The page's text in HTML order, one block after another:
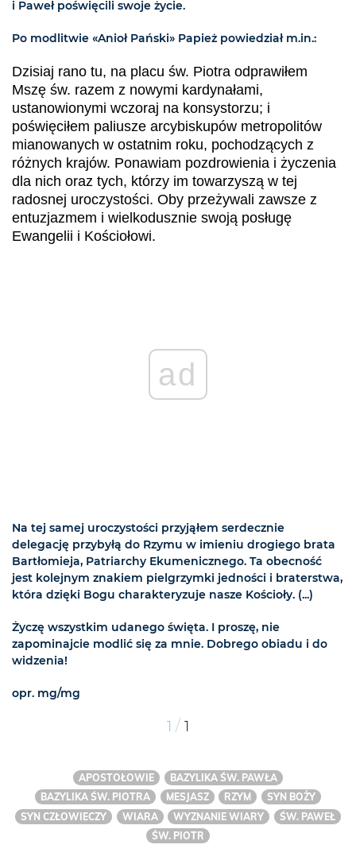
i Paweł poświęcili swoje życie.
Po modlitwie «Anioł Pański» Papież powiedział m.in.:
Dzisiaj rano tu, na placu św. Piotra odprawiłem
Mszę św. razem z nowymi kardynałami,
ustanowionymi wczoraj na konsystorzu; i
poświęciłem paliusze arcybiskupów metropolitów
mianowanych w ostatnim roku, pochodzących z
różnych krajów. Ponawiam pozdrowienia i życzenia
dla nich oraz tych, którzy im towarzyszą w tej
radosnej uroczystości. Oby przeżywali zawsze z
entuzjazmem i wielkodusznie swoją posługę
Ewangelii i Kościołowi.
ad
Na tej samej uroczystości przyjąłem serdecznie
delegację przybyłą do Rzymu w imieniu drogiego brata
Bartłomieja, Patriarchy Ekumenicznego. Ta obecność
jest kolejnym znakiem pielgrzymki jedności i braterstwa,
która dzięki Bogu charakteryzuje nasze Kościoły. (...)
Życzę wszystkim udanego święta. I proszę, nie
zapominajcie modlić się za mnie. Dobrego obiadu i do
widzenia!
opr. mg/mg
1 / 1
APOSTOŁOWIE
BAZYLIKA ŚW. PAWŁA
BAZYLIKA ŚW. PIOTRA
MESJASZ RZYM
SYN BOŻY
SYN CZŁOWIECZY
WIARA WYZNANIE WIARY
ŚW. PAWEŁ
ŚW. PIOTR